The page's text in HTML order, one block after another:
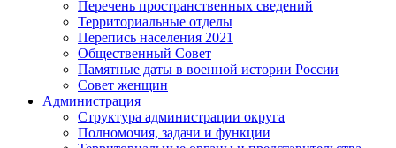
Перечень пространственных сведений
Территориальные отделы
Перепись населения 2021
Общественный Совет
Памятные даты в военной истории России
Совет женщин
Администрация
Структура администрации округа
Полномочия, задачи и функции